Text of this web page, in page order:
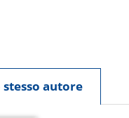
stesso autore